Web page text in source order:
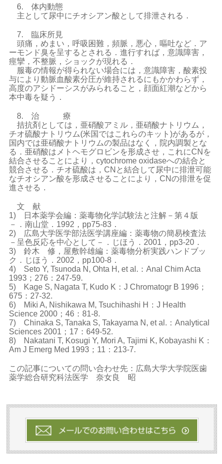
6. 体内動態
主として尿中にチオシアン酸として排泄される．
7. 臨床所見
頭痛，めまい，呼吸困難，頻脈，悪心，嘔吐など．ア
ーモンド臭を呈するとされる．進行すれば，意識障害，
痙攣，不整脈，ショックが現れる．
服毒の情報が得られない場合には，意識障害，酸素投
与により動脈血酸素分圧が維持されるにもかかわらず，
高度のアシドーシスがみられること，顔面紅潮などから
本中毒を疑う．
8. 治 療
拮抗剤としては，亜硝酸アミル，亜硝酸ナトリウム，
チオ硫酸ナトリウム(米国ではこれらのキット)があるが，
国内では亜硝酸ナトリウムの製品はなく，院内調製とな
る．亜硝酸はメトヘモグロビンを形成させ，これにCNを
結合させることにより，cytochrome oxidaseへの結合と
競合させる．チオ硫酸は，CNと結合して尿中に排泄可能
なチオシアン酸を形成させることにより，CNの排泄を促
進させる．
文 献
1) 日本薬学会編：薬毒物化学試験法と注解－第４版
－．南山堂．1992，pp75-83．
2) 広島大学医学部法医学講座編：薬毒物の簡易検査法
－呈色反応を中心として－．じほう．2001，pp3-20．
3) 鈴木 修，屋敷幹雄編：薬毒物分析実践ハンドブッ
ク．じほう．2002，pp100-8．
4) Seto Y, Tsunoda N, Ohta H, et al.：Anal Chim Acta
1993；276：247-59.
5) Kage S, Nagata T, Kudo K：J Chromatogr B 1996；
675：27-32.
6) Miki A, Nishikawa M, Tsuchihashi H：J Health
Science 2000；46：81-8.
7) Chinaka S, Tanaka S, Takayama N, et al.：Analytical
Sciences 2001；17：649-52.
8) Nakatani T, Kosugi Y, Mori A, Tajimi K, Kobayashi K：
Am J Emerg Med 1993；11：213-7.
この記事についての問い合わせ先：広島大学大学院医歯
薬学総合研究科法医学 奈女良 昭